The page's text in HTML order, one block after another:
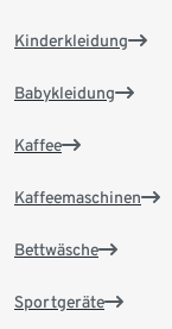
Kinderkleidung
Babykleidung
Kaffee
Kaffeemaschinen
Bettwäsche
Sportgeräte